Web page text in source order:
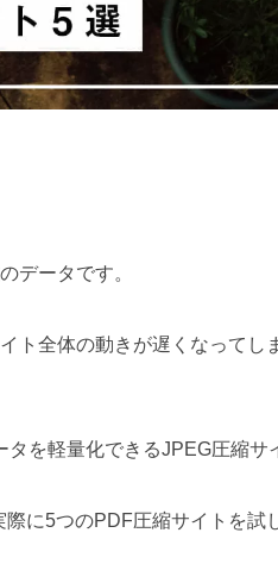
データです。
ト全体の動きが遅くなってし
を軽量化できるJPEG圧縮サ
に5つのPDF圧縮サイトを試